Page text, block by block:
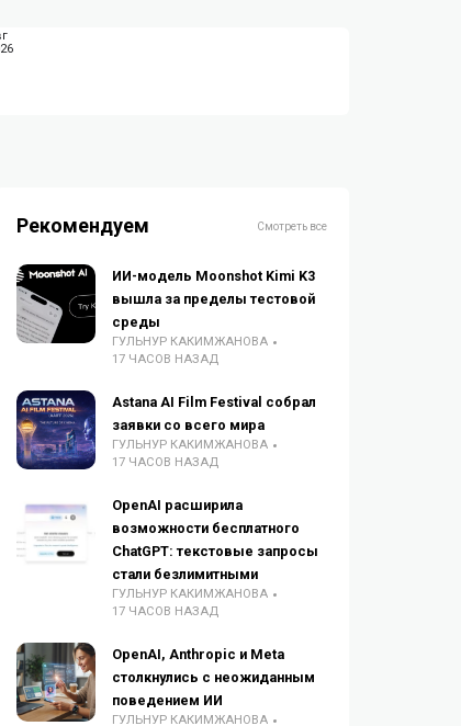
Рекомендуем Смотреть все
ИИ-модель Moonshot Kimi K3
вышла за пределы тестовой
среды
ГУЛЬНУР КАКИМЖАНОВА
17 ЧАСОВ НАЗАД
Astana AI Film Festival собрал
заявки со всего мира
ГУЛЬНУР КАКИМЖАНОВА
17 ЧАСОВ НАЗАД
OpenAI расширила
возможности бесплатного
ChatGPT: текстовые запросы
стали безлимитными
ГУЛЬНУР КАКИМЖАНОВА
17 ЧАСОВ НАЗАД
OpenAI, Anthropic и Meta
столкнулись с неожиданным
поведением ИИ
ГУЛЬНУР КАКИМЖАНОВА